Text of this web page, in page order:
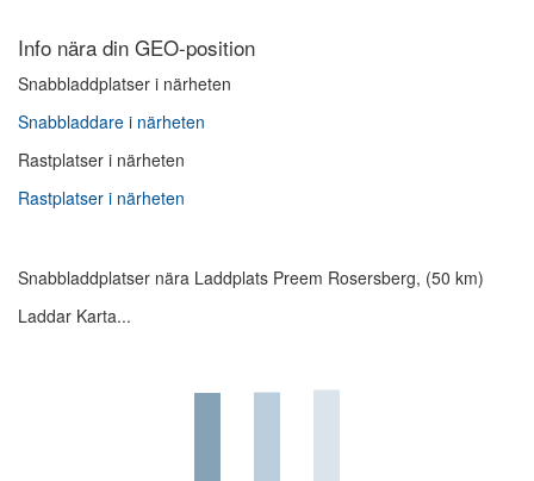
Info nära din GEO-position
Snabbladdplatser i närheten
Snabbladdare i närheten
Rastplatser i närheten
Rastplatser i närheten
Snabbladdplatser nära Laddplats Preem Rosersberg, (50 km)
Laddar Karta...